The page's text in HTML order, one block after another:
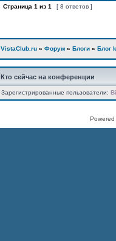
Страница 1 из 1 [ 8 ответов ]
VistaClub.ru » Форум » Блоги » Блог
Кто сейчас на конференции
Зарегистрированные пользователи: